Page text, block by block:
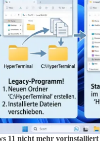
11 nicht mehr vorinstalliert